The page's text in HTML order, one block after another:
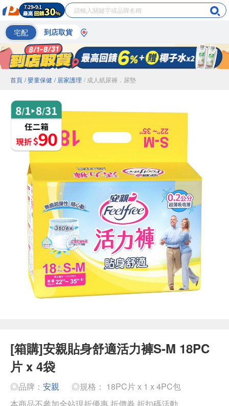
宅配 到店取貨
首頁 / 嬰童保健 / 居家護理 / 成人紙尿褲．尿墊
[箱購]安親貼身舒適活力褲S-M 18PC
片 x 4袋
◎品牌： 安親
◎規格： 18PC片 x 1 x 4PC包